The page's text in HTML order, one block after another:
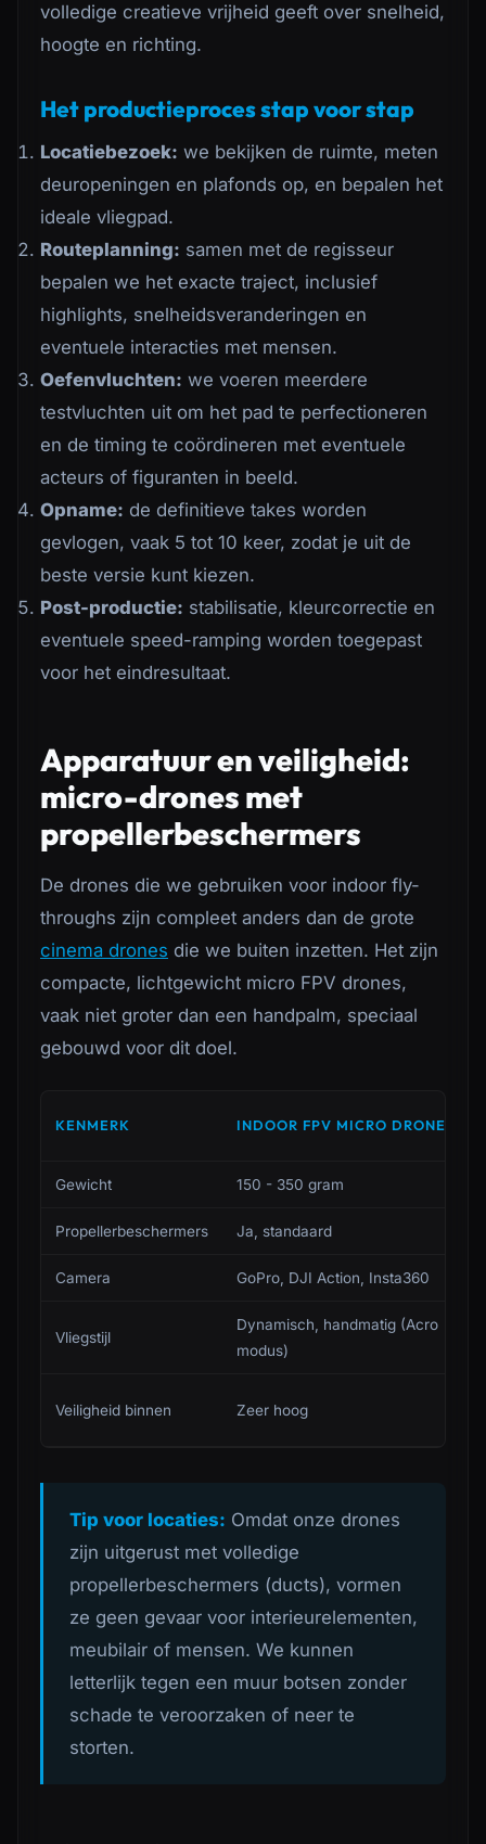
volledige creatieve vrijheid geeft over snelheid,
hoogte en richting.
Het productieproces stap voor stap
Locatiebezoek: we bekijken de ruimte, meten
deuropeningen en plafonds op, en bepalen het
ideale vliegpad.
Routeplanning: samen met de regisseur
bepalen we het exacte traject, inclusief
highlights, snelheidsveranderingen en
eventuele interacties met mensen.
Oefenvluchten: we voeren meerdere
testvluchten uit om het pad te perfectioneren
en de timing te coördineren met eventuele
acteurs of figuranten in beeld.
Opname: de definitieve takes worden
gevlogen, vaak 5 tot 10 keer, zodat je uit de
beste versie kunt kiezen.
Post-productie: stabilisatie, kleurcorrectie en
eventuele speed-ramping worden toegepast
voor het eindresultaat.
Apparatuur en veiligheid:
micro-drones met
propellerbeschermers
De drones die we gebruiken voor indoor fly-
throughs zijn compleet anders dan de grote
cinema drones die we buiten inzetten. Het zijn
compacte, lichtgewicht micro FPV drones,
vaak niet groter dan een handpalm, speciaal
gebouwd voor dit doel.
KENMERK INDOOR FPV MICRO DRONE
Gewicht 150 - 350 gram
Propellerbeschermers Ja, standaard
Camera GoPro, DJI Action, Insta360
Vliegstijl
Dynamisch, handmatig (Acro
modus)
Veiligheid binnen Zeer hoog
Tip voor locaties: Omdat onze drones
zijn uitgerust met volledige
propellerbeschermers (ducts), vormen
ze geen gevaar voor interieurelementen,
meubilair of mensen. We kunnen
letterlijk tegen een muur botsen zonder
schade te veroorzaken of neer te
storten.